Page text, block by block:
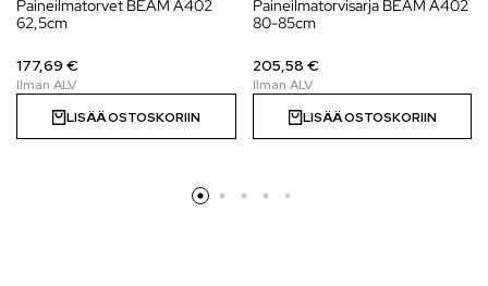
Paineilmatorvet BEAM A402
62,5cm
177,69 €
LISÄÄ OSTOSKORIIN
Paineilmatorvisarja BEAM A402
80-85cm
205,58 €
LISÄÄ OSTOSKORIIN